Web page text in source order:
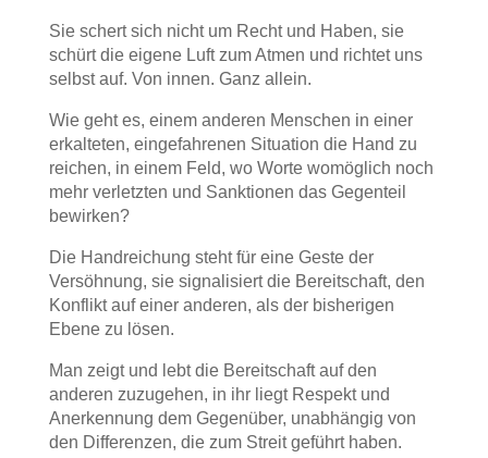
Sie schert sich nicht um Recht und Haben, sie
schürt die eigene Luft zum Atmen und richtet uns
selbst auf. Von innen. Ganz allein.
Wie geht es, einem anderen Menschen in einer
erkalteten, eingefahrenen Situation die Hand zu
reichen, in einem Feld, wo Worte womöglich noch
mehr verletzten und Sanktionen das Gegenteil
bewirken?
Die Handreichung steht für eine Geste der
Versöhnung, sie signalisiert die Bereitschaft, den
Konflikt auf einer anderen, als der bisherigen
Ebene zu lösen.
Man zeigt und lebt die Bereitschaft auf den
anderen zuzugehen, in ihr liegt Respekt und
Anerkennung dem Gegenüber, unabhängig von
den Differenzen, die zum Streit geführt haben.